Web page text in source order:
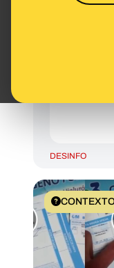
Vídeos
han
redes
DESINFO